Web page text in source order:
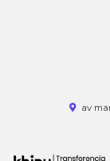
av